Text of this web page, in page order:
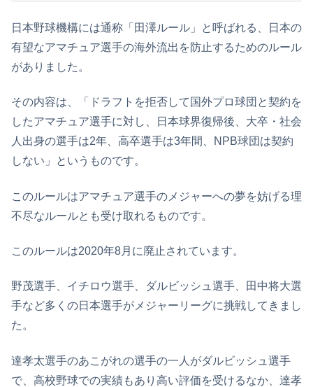
日本野球機構には通称「田澤ルール」と呼ばれる、日本の
有望なアマチュア選手の海外流出を防止するためのルール
がありました。
その内容は、「ドラフトを拒否して国外プロ球団と契約を
したアマチュア選手に対し、日本球界復帰後、大卒・社会
人出身の選手は2年、高卒選手は3年間、NPB球団は契約
しない」というものです。
このルールはアマチュア選手のメジャーへの夢を妨げる理
不尽なルールとも受け取れるものです。
このルールは2020年8月に廃止されています。
野茂選手、イチロウ選手、ダルビッシュ選手、田中将大選
手など多くの日本選手がメジャーリーグに挑戦してきまし
た。
達孝太選手のあこがれの選手の一人がダルビッシュ選手
で、高校野球での実績もあり高い評価を受けるなか、達孝